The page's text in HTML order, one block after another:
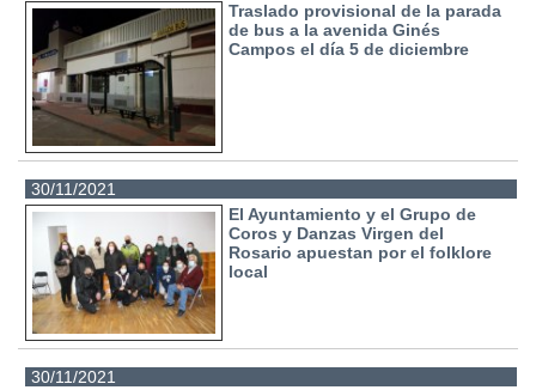
Traslado provisional de la parada
de bus a la avenida Ginés
Campos el día 5 de diciembre
30/11/2021
El Ayuntamiento y el Grupo de
Coros y Danzas Virgen del
Rosario apuestan por el folklore
local
30/11/2021